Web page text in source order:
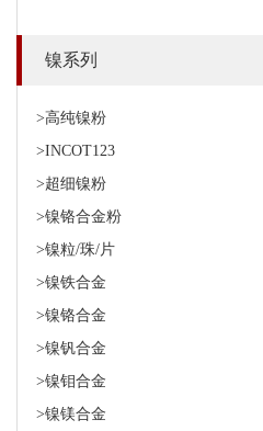
镍系列
>高纯镍粉
>INCOT123
>超细镍粉
>镍铬合金粉
>镍粒/珠/片
>镍铁合金
>镍铬合金
>镍钒合金
>镍钼合金
>镍镁合金